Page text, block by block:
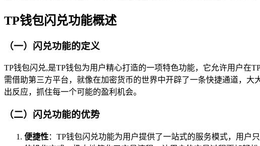
TP钱包闪兑功能概述
（一）闪兑功能的定义
TP钱包闪兑,是TP钱包为用户精心打造的一项特色功能，它允许用户在
需借助第三方平台，就像在加密货币的世界中开辟了一条快捷通道，
出反应，抓住每一个可能的盈利机会。
（二）闪兑功能的优势
便捷性：TP钱包闪兑功能为用户提供了一站式的服务模式，用户